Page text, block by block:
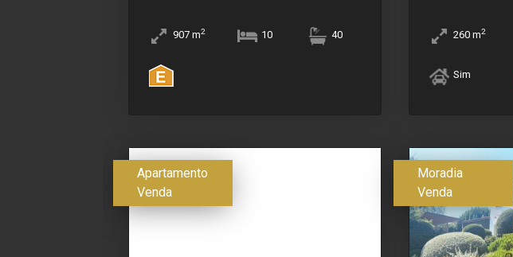
907 m2 10 40 260 m2
Sim
Apartamento
Venda
Moradia
Venda